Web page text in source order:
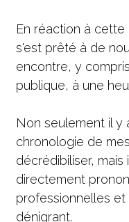
En réaction à cette
s'est prêté à de
encontre, y
publique, à une
Non seulement il y
chronologie de
décrédibiliser,
directement
professionnelles
dénigrant.